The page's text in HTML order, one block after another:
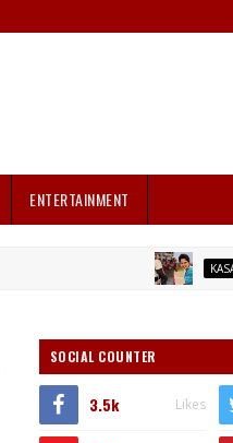
ENTERTAINMENT
KASARGOD
SOCIAL COUNTER
3.5k Likes